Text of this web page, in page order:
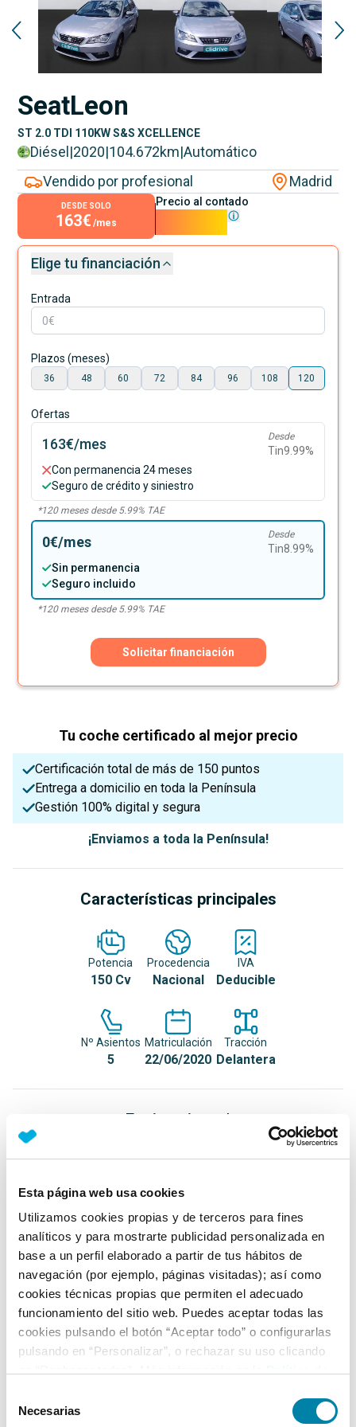
Esta página web usa cookies
Utilizamos cookies propias y de terceros para fines
analíticos y para mostrarte publicidad personalizada en
base a un perfil elaborado a partir de tus hábitos de
navegación (por ejemplo, páginas visitadas); así como
cookies técnicas propias que permiten el adecuado
funcionamiento del sitio web. Puedes aceptar todas las
cookies pulsando el botón “Aceptar todo” o configurarlas
pulsando en “Personalizar”, o rechazar su uso clicando
Necesarias
SeatLeon
ST 2.0 TDI 110KW S&S XCELLENCE
Diésel |2020|104.672km|Automático
Vendido por profesional
Madrid
DESDE SOLO
163€ /mes
Precio al contado
Elige tu financiación
Entrada
Plazos (meses)
36 48 60 72 84 96 108 120
Ofertas
163€/mes Desde
Tin9.99%
Con permanencia 24 meses
Seguro de crédito y siniestro
*120meses desde 5.99% TAE
0€/mes Desde
Tin8.99%
Sin permanencia
Seguro incluido
*120meses desde 5.99% TAE
Solicitar financiación
Tu coche certificado al mejor precio
Certificación total de más de 150 puntos
Entrega a domicilio en toda la Península
Gestión 100% digital y segura
¡Enviamos a toda la Península!
Características principales
Potencia
150 Cv
Procedencia
Nacional
IVA
Deducible
Nº Asientos
5
Matriculación
22/06/2020
Tracción
Delantera
Equipamiento*
Detalles destacados
Android Auto y Apple CarPlay inalámbricos
Faros EcoLED
Luz diurna LED
+ Ver todos
Ficha técnica
Exterior
Interior